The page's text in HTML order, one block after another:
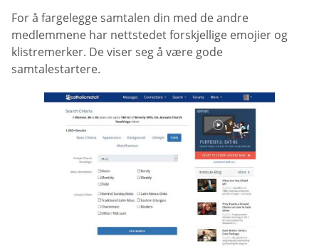
For å fargelegge samtalen din med de andre
medlemmene har nettstedet forskjellige emojier og
klistremerker. De viser seg å være gode
samtalestartere.